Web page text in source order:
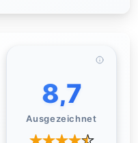
8,7
Ausgezeichnet